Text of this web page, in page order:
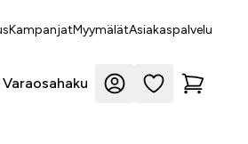
KampanjatMyymälätAsiakaspalvelu
Varaosahaku